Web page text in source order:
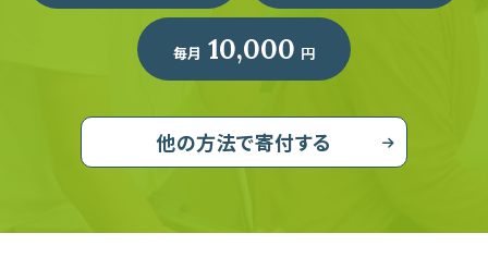
毎月 10,000 円
他の方法で寄付する